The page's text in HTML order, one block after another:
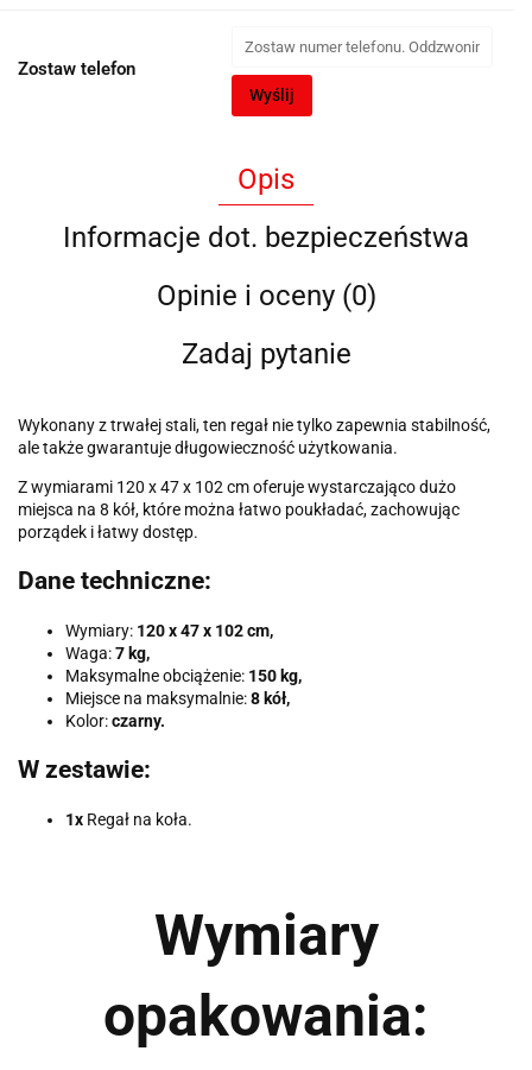
Zostaw telefon
Wyślij
Opis
Informacje dot. bezpieczeństwa
Opinie i oceny (0)
Zadaj pytanie
Wykonany z trwałej stali, ten regał nie tylko zapewnia stabilność,
ale także gwarantuje długowieczność użytkowania.
Z wymiarami 120 x 47 x 102 cmoferuje wystarczająco dużo
miejsca na 8 kół, które można łatwo poukładać, zachowując
porządek i łatwy dostęp.
Dane techniczne:
Wymiary: 120 x 47 x 102 cm,
Waga:7 kg,
Maksymalne obciążenie: 150 kg,
Miejsce na maksymalnie:8 kół,
Kolor:czarny.
W zestawie:
1x Regał na koła.
Wymiary
opakowania: